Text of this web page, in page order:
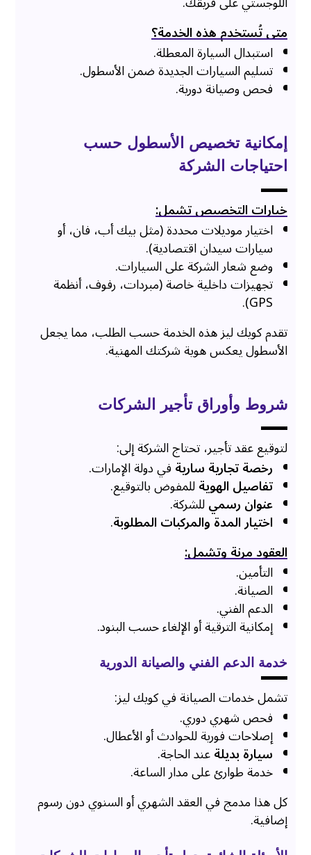
متى تُستخدم هذه الخدمة؟
استبدال السيارة المعطلة.
تسليم السيارات الجديدة ضمن الأسطول.
فحص وصيانة دورية.
إمكانية تخصيص الأسطول حسب
احتياجات الشركة
خيارات التخصيص تشمل:
اختيار موديلات محددة (مثل بيك أب، فان، أو
سيارات سيدان اقتصادية).
وضع شعار الشركة على السيارات.
تجهيزات داخلية خاصة (مبردات، رفوف، أنظمة
GPS).
تقدم كويك ليز هذه الخدمة حسب الطلب، مما يجعل
الأسطول يعكس هوية شركتك المهنية.
شروط وأوراق تأجير الشركات
لتوقيع عقد تأجير، تحتاج الشركة إلى:
رخصة تجارية ساريةفي دولة الإمارات.
تفاصيل الهويةللمفوض بالتوقيع.
عنوان رسميللشركة.
اختيار المدة والمركبات المطلوبة.
العقود مرنة وتشمل:
التأمين.
الصيانة.
الدعم الفني.
إمكانية الترقية أو الإلغاء حسب البنود.
خدمة الدعم الفني والصيانة الدورية
تشمل خدمات الصيانة في كويك ليز:
فحص شهري دوري.
إصلاحات فورية للحوادث أو الأعطال.
سيارة بديلةعند الحاجة.
خدمة طوارئ على مدار الساعة.
كل هذا مدمج في العقد الشهري أو السنوي دون رسوم
إضافية.